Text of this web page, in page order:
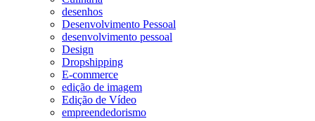
desenhos
Desenvolvimento Pessoal
desenvolvimento pessoal
Design
Dropshipping
E-commerce
edição de imagem
Edição de Vídeo
empreendedorismo